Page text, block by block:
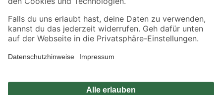
Alle Preisangaben in EUR inkl. gesetzl. MwSt.. Die dargestellten Angebote sind unter
Umständen nicht in allen Märkten verfügbar. Die angegebenen Verfügbarkeiten beziehen
Produkte nur solange der Vorrat reicht.
*Paketversand ab 59 € versandkostenfrei, gilt nicht für Artikel mit Speditionsversand, hier
Privatsphäre Impressum